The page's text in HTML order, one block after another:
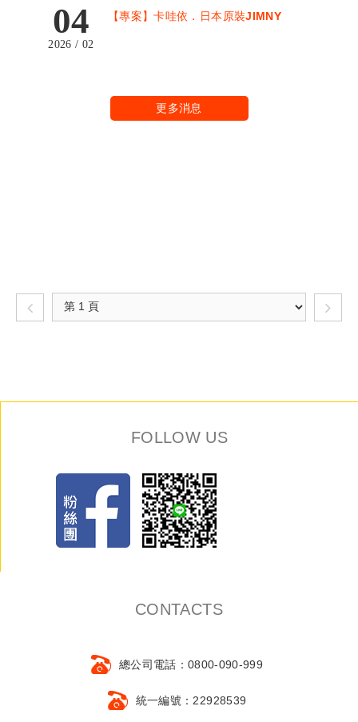
04
2026 / 02
【專案】卡哇依．日本原裝JIMNY
FOLLOW US
CONTACTS
總公司電話：0800-090-999
統一編號：22928539